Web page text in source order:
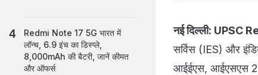
नई दिल्ली: UPSC
सर्विस (IES) और
आईईएस, आईएसएस
Redmi Note 17 5G भारत में
लॉन्च, 6.9 इंच का डिस्प्ले,
8,000mAh की बैटरी, जानें कीमत
और ऑफर्स